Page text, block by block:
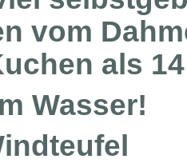
vom
als
Wasser!